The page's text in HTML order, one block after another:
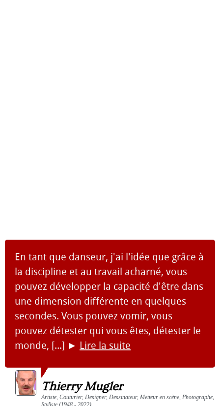
En tant que danseur, j'ai l'idée que grâce à
la discipline et au travail acharné, vous
pouvez développer la capacité d'être dans
une dimension différente en quelques
secondes. Vous pouvez vomir, vous
pouvez détester qui vous êtes, détester le
monde, [...] ► Lire la suite
Thierry Mugler
Artiste, Couturier, Designer, Dessinateur, Metteur en scène, Photographe,
Styliste (1948 - 2022)